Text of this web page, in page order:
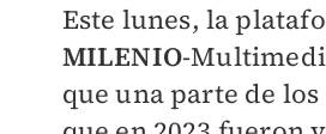
Este lunes, la
MILENIO-
que una parte de